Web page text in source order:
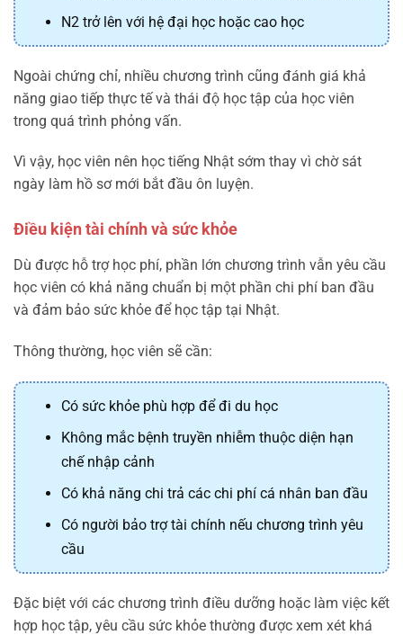
N2 trở lên với hệ đại học hoặc cao học
Ngoài chứng chỉ, nhiều chương trình cũng đánh giá khả
năng giao tiếp thực tế và thái độ học tập của học viên
trong quá trình phỏng vấn.
Vì vậy, học viên nên học tiếng Nhật sớm thay vì chờ sát
ngày làm hồ sơ mới bắt đầu ôn luyện.
Điều kiện tài chính và sức khỏe
Dù được hỗ trợ học phí, phần lớn chương trình vẫn yêu cầu
học viên có khả năng chuẩn bị một phần chi phí ban đầu
và đảm bảo sức khỏe để học tập tại Nhật.
Thông thường, học viên sẽ cần:
Có sức khỏe phù hợp để đi du học
Không mắc bệnh truyền nhiễm thuộc diện hạn
chế nhập cảnh
Có khả năng chi trả các chi phí cá nhân ban đầu
Có người bảo trợ tài chính nếu chương trình yêu
cầu
Đặc biệt với các chương trình điều dưỡng hoặc làm việc kết
hợp học tập, yêu cầu sức khỏe thường được xem xét khá